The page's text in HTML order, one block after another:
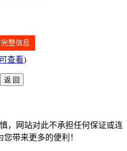
整信息
查看)
，网站对此不承担任何保证或连
带来更多的便利！